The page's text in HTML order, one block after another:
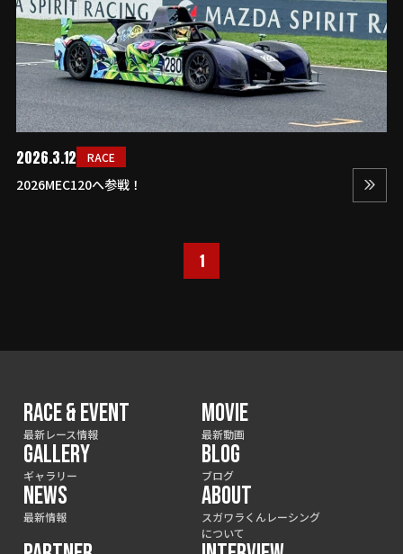
2026.3.12 RACE
2026MEC120へ参戦！
1
RACE & EVENT
最新レース情報
MOVIE
最新動画
GALLERY
ギャラリー
BLOG
ブログ
NEWS
最新情報
ABOUT
スガワラくんレーシング
について